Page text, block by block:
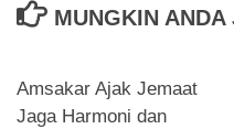
MUNGKIN
Amsakar Ajak Jemaat
Jaga Harmoni dan